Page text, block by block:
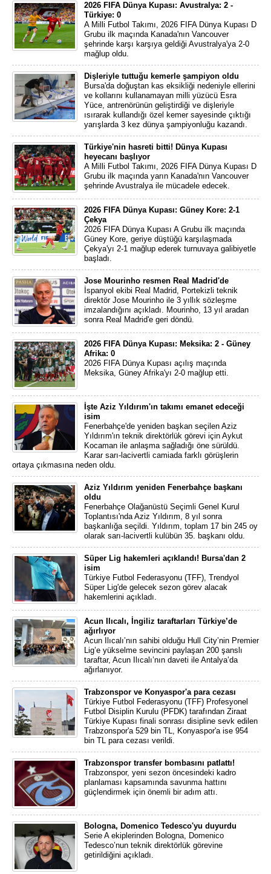
2026 FIFA Dünya Kupası: Avustralya: 2 -
Türkiye: 0
A Milli Futbol Takımı, 2026 FIFA Dünya Kupası D
Grubu ilk maçında Kanada'nın Vancouver
şehrinde karşı karşıya geldiği Avustralya'ya 2-0
mağlup oldu.
Dişleriyle tuttuğu kemerle şampiyon oldu
Bursa'da doğuştan kas eksikliği nedeniyle ellerini
ve kollarını kullanamayan milli yüzücü Esra
Yüce, antrenörünün geliştirdiği ve dişleriyle
ısırarak kullandığı özel kemer sayesinde çıktığı
yarışlarda 3 kez dünya şampiyonluğu kazandı.
Türkiye'nin hasreti bitti! Dünya Kupası
heyecanı başlıyor
A Milli Futbol Takımı, 2026 FIFA Dünya Kupası D
Grubu ilk maçında yarın Kanada'nın Vancouver
şehrinde Avustralya ile mücadele edecek.
2026 FIFA Dünya Kupası: Güney Kore: 2-1
Çekya
2026 FIFA Dünya Kupası A Grubu ilk maçında
Güney Kore, geriye düştüğü karşılaşmada
Çekya'yı 2-1 mağlup ederek turnuvaya galibiyetle
başladı.
Jose Mourinho resmen Real Madrid'de
İspanyol ekibi Real Madrid, Portekizli teknik
direktör Jose Mourinho ile 3 yıllık sözleşme
imzalandığını açıkladı. Mourinho, 13 yıl aradan
sonra Real Madrid'e geri döndü.
2026 FIFA Dünya Kupası: Meksika: 2 - Güney
Afrika: 0
2026 FIFA Dünya Kupası açılış maçında
Meksika, Güney Afrika'yı 2-0 mağlup etti.
İşte Aziz Yıldırım'ın takımı emanet edeceği
isim
Fenerbahçe'de yeniden başkan seçilen Aziz
Yıldırım'ın teknik direktörlük görevi için Aykut
Kocaman ile anlaşma sağladığı öne sürüldü.
Karar sarı-lacivertli camiada farklı görüşlerin
ortaya çıkmasına neden oldu.
Aziz Yıldırım yeniden Fenerbahçe başkanı
oldu
Fenerbahçe Olağanüstü Seçimli Genel Kurul
Toplantısı'nda Aziz Yıldırım, 8 yıl sonra
başkanlığa seçildi. Yıldırım, toplam 17 bin 245 oy
olarak sarı-lacivertli kulübün 35. başkanı oldu.
Süper Lig hakemleri açıklandı! Bursa'dan 2
isim
Türkiye Futbol Federasyonu (TFF), Trendyol
Süper Lig'de gelecek sezon görev alacak
hakemlerini açıkladı.
Acun Ilıcalı, İngiliz taraftarları Türkiye’de
ağırlıyor
Acun Ilıcalı’nın sahibi olduğu Hull City’nin Premier
Lig’e yükselme sevincini paylaşan 200 şanslı
taraftar, Acun Ilıcalı’nın daveti ile Antalya’da
ağırlanıyor.
Trabzonspor ve Konyaspor'a para cezası
Türkiye Futbol Federasyonu (TFF) Profesyonel
Futbol Disiplin Kurulu (PFDK) tarafından Ziraat
Türkiye Kupası finali sonrası disipline sevk edilen
Trabzonspor'a 529 bin TL, Konyaspor'a ise 954
bin TL para cezası verildi.
Trabzonspor transfer bombasını patlattı!
Trabzonspor, yeni sezon öncesindeki kadro
planlaması kapsamında savunma hattını
güçlendirmek için önemli bir adım attı.
Bologna, Domenico Tedesco'yu duyurdu
Serie A ekiplerinden Bologna, Domenico
Tedesco’nun teknik direktörlük görevine
getirildiğini açıkladı.